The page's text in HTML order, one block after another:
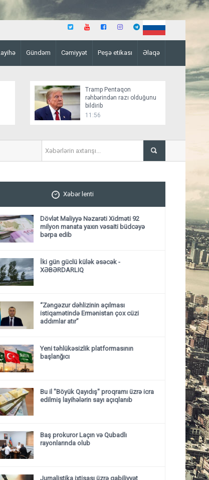
Gündəm Cəmiyyət Peşə etikası Əlaqə
Tramp Pentaqon
rəhbərindən razı olduğunu
bildirib
11:56
“Zəngəzur dəhlizinin
Xəbər lenti
Dövlət Maliyyə Nəzarəti Xidməti 92
milyon manata yaxın vəsaiti büdcəyə
bərpa edib
İki gün güclü külək əsəcək -
XƏBƏRDARLIQ
“Zəngəzur dəhlizinin açılması
istiqamətində Ermənistan çox cüzi
addımlar atır”
Yeni təhlükəsizlik platformasının
başlanğıcı
Bu il "Böyük Qayıdış" proqramı üzrə icra
edilmiş layihələrin sayı açıqlanıb
Baş prokuror Laçın və Qubadlı
rayonlarında olub
Jurnalistika ixtisası üzrə qabiliyyət